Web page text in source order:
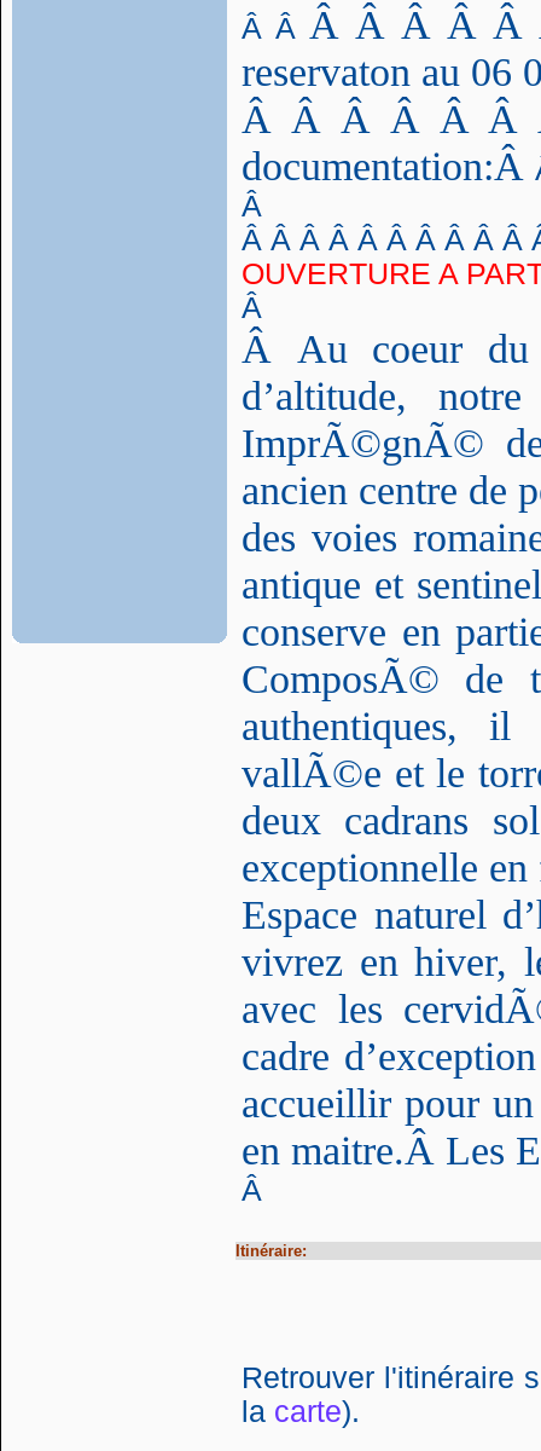
Â Â Â Â Â Â
reservaton au 06
Â Â Â Â Â Â
documentation:Â
Â
Â Â Â Â Â Â Â Â Â Â
OUVERTURE A
Â
Â Au coeur
d’altitude,
ImprÃ©gnÃ©
ancien centre de
des voies
antique et
conserve en
ComposÃ© de
authentiques,
vallÃ©e et le
deux cadrans
exceptionnelle
Espace naturel
vivrez en hiver,
avec les
cadre
accueillir pour
en maitre.Â Les
Â
Itinéraire:
Retrouver l'itinéraire
la carte).